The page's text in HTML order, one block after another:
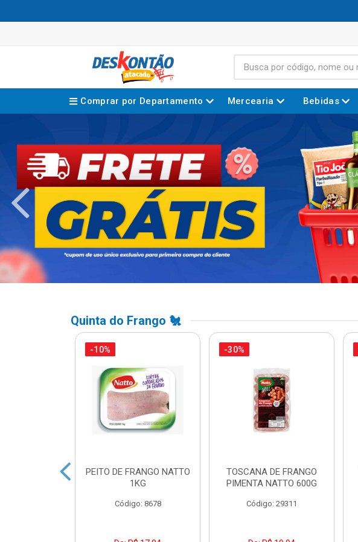
Comprar por Departamento Mercearia Bebidas
Quinta do Frango 🐔
-10%
PEITO DE FRANGO NATTO
1KG
Código: 8678
-30%
TOSCANA DE FRANGO
PIMENTA NATTO 600G
Código: 29311